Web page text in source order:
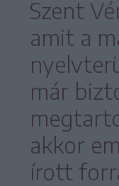
Szent
amit a
már
akkor
írott